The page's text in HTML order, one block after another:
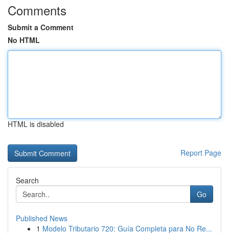
Comments
Submit a Comment
No HTML
HTML is disabled
Report Page
Search
Go
Published News
1 Modelo Tributario 720: Guía Completa para No Re...